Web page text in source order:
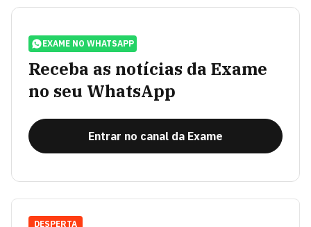
EXAME NO WHATSAPP
Receba as notícias da Exame
no seu WhatsApp
Entrar no canal da Exame
DESPERTA